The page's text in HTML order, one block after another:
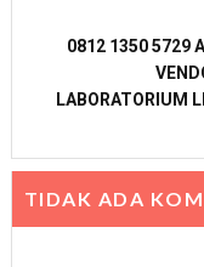
0812 1350 5729
LABORATORIUM
TIDAK ADA